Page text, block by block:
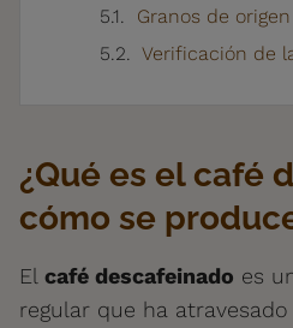
Granos de origen
Verificación de
¿Qué es el café
cómo se
El café descafeinado es
regular que ha